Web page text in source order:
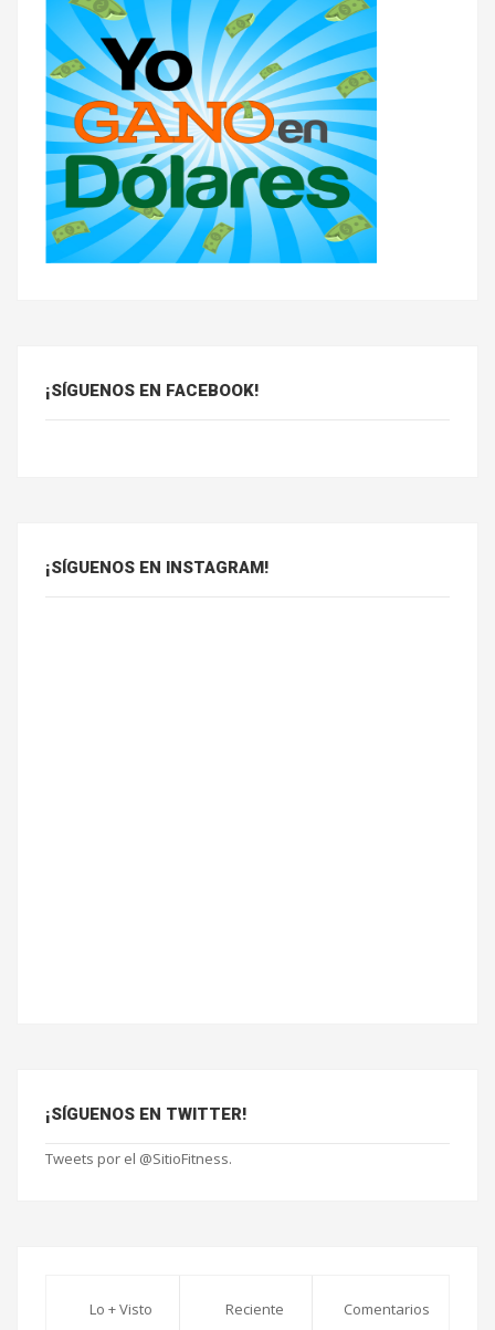
¡SÍGUENOS EN FACEBOOK!
¡SÍGUENOS EN INSTAGRAM!
¡SÍGUENOS EN TWITTER!
Tweets por el @SitioFitness.
Lo + Visto Reciente Comentarios